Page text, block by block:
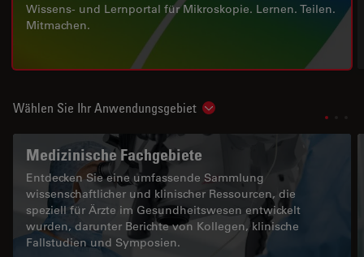
Wissens- und Lernportal für Mikroskopie. Lernen. Teilen.
Mitmachen.
Wählen Sie Ihr Anwendungsgebiet Show subnavigation
Medizinische Fachgebiete
Entdecken Sie eine umfassende Sammlung
wissenschaftlicher und klinischer Ressourcen, die
speziell für Ärzte im Gesundheitswesen entwickelt
wurden, darunter Berichte von Kollegen, klinische
Fallstudien und Symposien.